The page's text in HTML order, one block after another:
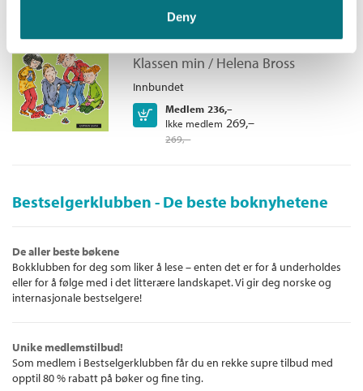
Deny
Klassen min - Klinke med
Klassen min / Helena Bross
Innbundet
Medlem 236,–
Ikke medlem 269,–
269,–
Kjøp
Bestselgerklubben - De beste boknyhetene
De aller beste bøkene
Bokklubben for deg som liker å lese – enten det er for å underholdes
eller for å følge med i det litterære landskapet. Vi gir deg norske og
internasjonale bestselgere!
Unike medlemstilbud!
Som medlem i Bestselgerklubben får du en rekke supre tilbud med
opptil 80 % rabatt på bøker og fine ting.